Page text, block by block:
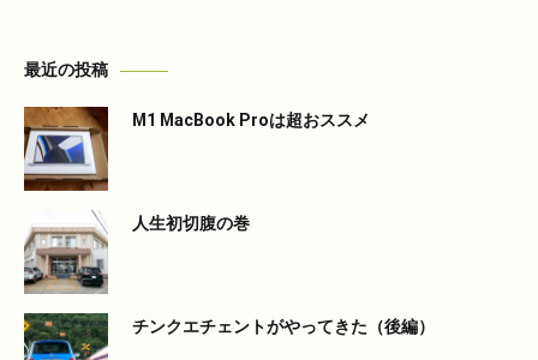
最近の投稿
M1 MacBook Proは超おススメ
人生初切腹の巻
チンクエチェントがやってきた（後編）